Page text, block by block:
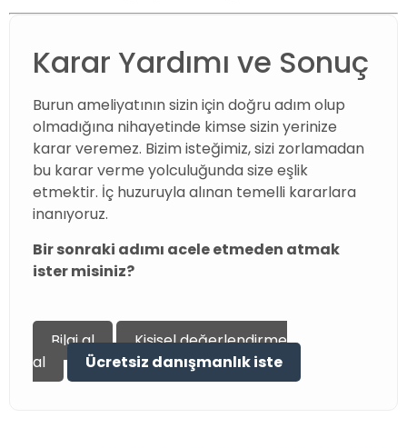
Karar Yardımı ve Sonuç
Burun ameliyatının sizin için doğru adım olup
olmadığına nihayetinde kimse sizin yerinize
karar veremez. Bizim isteğimiz, sizi zorlamadan
bu karar verme yolculuğunda size eşlik
etmektir. İç huzuruyla alınan temelli kararlara
inanıyoruz.
Bir sonraki adımı acele etmeden atmak
ister misiniz?
Bilgi al
Kişisel değerlendirme
al
Ücretsiz danışmanlık iste